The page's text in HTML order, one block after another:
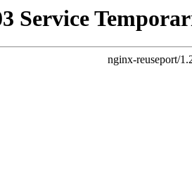
Service
nginx-reuseport/